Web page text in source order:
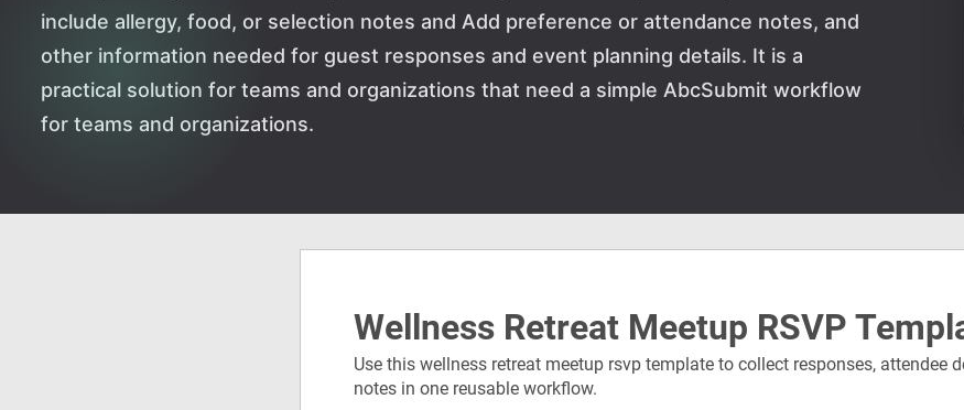
include allergy, food, or selection notes and Add preference or attendance notes, and
other information needed for guest responses and event planning details. It is a
practical solution for teams and organizations that need a simple AbcSubmit workflow
for teams and organizations.